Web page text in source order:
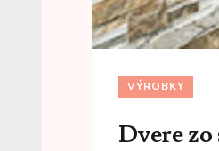
VÝROBKY
Dvere